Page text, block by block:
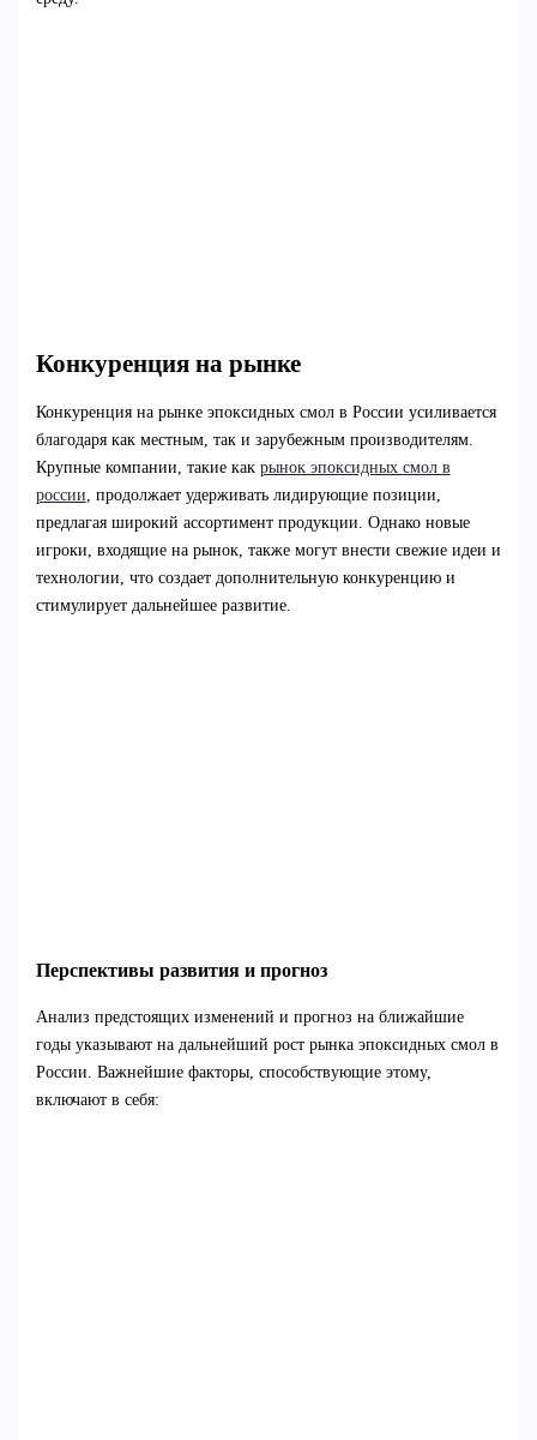
Конкуренция на рынке
Конкуренция на рынке эпоксидных смол в России усиливается
благодаря как местным, так и зарубежным производителям.
Крупные компании, такие как рынок эпоксидных смол в
россии, продолжает удерживать лидирующие позиции,
предлагая широкий ассортимент продукции. Однако новые
игроки, входящие на рынок, также могут внести свежие идеи и
технологии, что создает дополнительную конкуренцию и
стимулирует дальнейшее развитие.
Перспективы развития и прогноз
Анализ предстоящих изменений и прогноз на ближайшие
годы указывают на дальнейший рост рынка эпоксидных смол в
России. Важнейшие факторы, способствующие этому,
включают в себя: